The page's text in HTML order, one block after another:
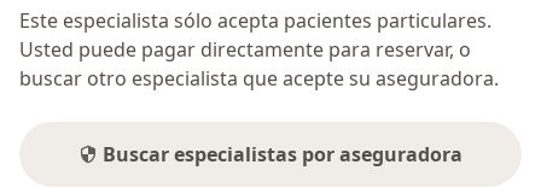
Este especialista sólo acepta pacientes particulares.
Usted puede pagar directamente para reservar, o
buscar otro especialista que acepte su aseguradora.
Buscar especialistas por aseguradora